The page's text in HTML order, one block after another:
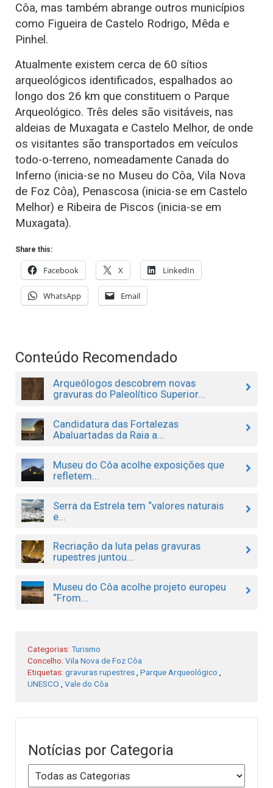
Côa, mas também abrange outros municípios
como Figueira de Castelo Rodrigo, Mêda e
Pinhel.
Atualmente existem cerca de 60 sítios
arqueológicos identificados, espalhados ao
longo dos 26 km que constituem o Parque
Arqueológico. Três deles são visitáveis, nas
aldeias de Muxagata e Castelo Melhor, de onde
os visitantes são transportados em veículos
todo-o-terreno, nomeadamente Canada do
Inferno (inicia-se no Museu do Côa, Vila Nova
de Foz Côa), Penascosa (inicia-se em Castelo
Melhor) e Ribeira de Piscos (inicia-se em
Muxagata).
Share this:
Facebook X LinkedIn
WhatsApp Email
Conteúdo Recomendado
Arqueólogos descobrem novas
gravuras do Paleolítico Superior...
Candidatura das Fortalezas
Abaluartadas da Raia a...
Museu do Côa acolhe exposições que
refletem...
Serra da Estrela tem “valores naturais
e...
Recriação da luta pelas gravuras
rupestres juntou...
Museu do Côa acolhe projeto europeu
“From...
Categorias: Turismo
Concelho: Vila Nova de Foz Côa
Etiquetas: gravuras rupestres Parque Arqueológico
UNESCO
Vale do Côa
Notícias por Categoria